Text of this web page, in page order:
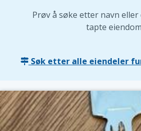
Prøv å søke etter navn
tapte
Søk etter alle eiendeler